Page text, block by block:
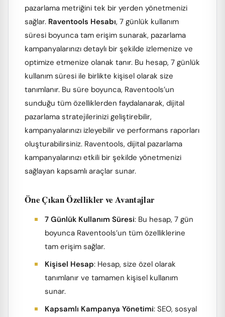
pazarlama metriğini tek bir yerden yönetmenizi
sağlar. Raventools Hesabı, 7 günlük kullanım
süresi boyunca tam erişim sunarak, pazarlama
kampanyalarınızı detaylı bir şekilde izlemenize ve
optimize etmenize olanak tanır. Bu hesap, 7 günlük
kullanım süresi ile birlikte kişisel olarak size
tanımlanır. Bu süre boyunca, Raventools’un
sunduğu tüm özelliklerden faydalanarak, dijital
pazarlama stratejilerinizi geliştirebilir,
kampanyalarınızı izleyebilir ve performans raporları
oluşturabilirsiniz. Raventools, dijital pazarlama
kampanyalarınızı etkili bir şekilde yönetmenizi
sağlayan kapsamlı araçlar sunar.
Öne Çıkan Özellikler ve Avantajlar
7 Günlük Kullanım Süresi: Bu hesap, 7 gün
boyunca Raventools’un tüm özelliklerine
tam erişim sağlar.
Kişisel Hesap: Hesap, size özel olarak
tanımlanır ve tamamen kişisel kullanım
sunar.
Kapsamlı Kampanya Yönetimi: SEO, sosyal